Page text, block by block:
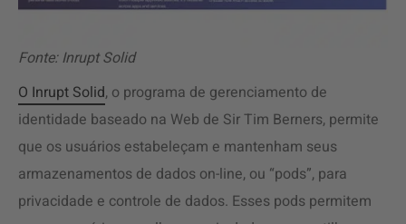
Fonte: Inrupt Solid
O Inrupt Solid, o programa de gerenciamento de
identidade baseado na Web de Sir Tim Berners, permite
que os usuários estabeleçam e mantenham seus
armazenamentos de dados on-line, ou “pods”, para
privacidade e controle de dados. Esses pods permitem